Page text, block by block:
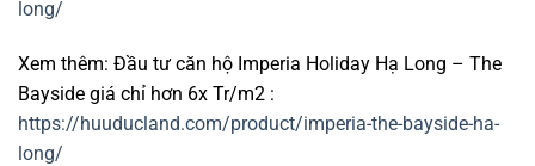
long/
Xem thêm: Đầu tư căn hộ Imperia Holiday Hạ Long – The
Bayside giá chỉ hơn 6x Tr/m2 :
https://huuducland.com/product/imperia-the-bayside-ha-
long/